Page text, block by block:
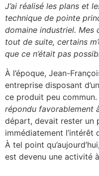
J’ai réalisé les plans et
technique de pointe
domaine industriel. Mes
tout de suite, certains
que ce n’était pas
À l’époque, Jean-
entreprise disposant
ce produit peu commun.
répondu favorablement
départ, devait rester un
immédiatement l’intérêt
À tel point
est devenu une activité